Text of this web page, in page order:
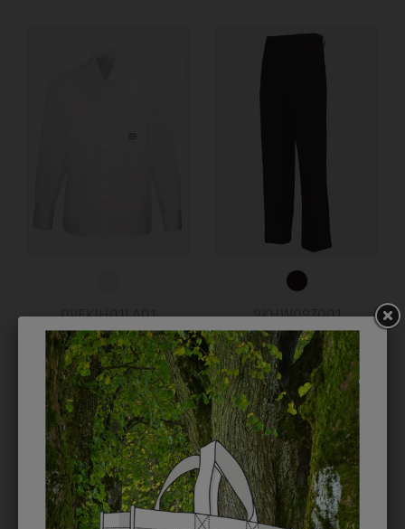
0VEKIH01LA01
KNABENHEMD MIT
SCHULLOGO
€ 51,90
9KHW097001
KINDERHOSE
SCHWARZ
€ 69,90